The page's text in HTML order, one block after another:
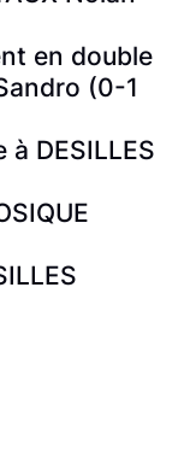
en double
(0-1
à DESILLES